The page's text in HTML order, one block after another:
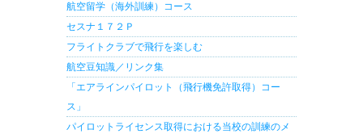
航空留学（海外訓練）コース
セスナ１７２Ｐ
フライトクラブで飛行を楽しむ
航空豆知識／リンク集
「エアラインパイロット（飛行機免許取得）コー
ス」
パイロットライセンス取得における当校の訓練のメ